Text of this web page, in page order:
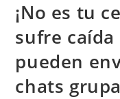
¡No es tu
sufre
pueden
chats